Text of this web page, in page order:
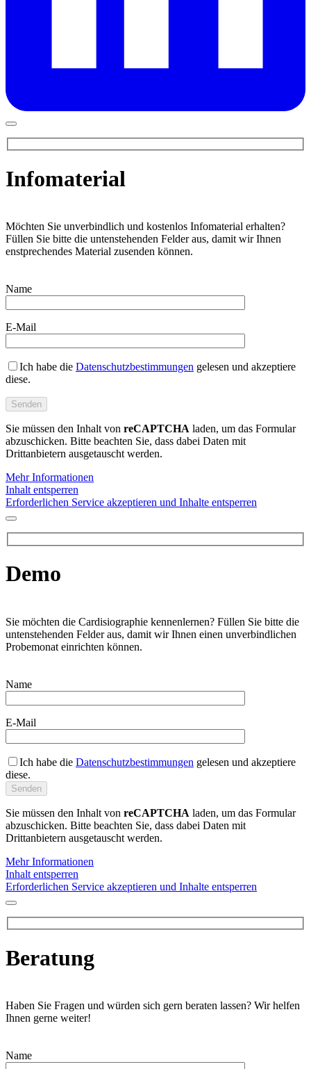
Infomaterial
Möchten Sie unverbindlich und kostenlos Infomaterial erhalten?
Füllen Sie bitte die untenstehenden Felder aus, damit wir Ihnen
enstprechendes Material zusenden können.
Name
E-Mail
Ich habe die Datenschutzbestimmungen gelesen und akzeptiere
diese.
Sie müssen den Inhalt von reCAPTCHA laden, um das Formular
abzuschicken. Bitte beachten Sie, dass dabei Daten mit
Drittanbietern ausgetauscht werden.
Mehr Informationen
Inhalt entsperren
Erforderlichen Service akzeptieren und Inhalte entsperren
Demo
Sie möchten die Cardisiographie kennenlernen? Füllen Sie bitte die
untenstehenden Felder aus, damit wir Ihnen einen unverbindlichen
Probemonat einrichten können.
Name
E-Mail
Ich habe die Datenschutzbestimmungen gelesen und akzeptiere
diese.
Sie müssen den Inhalt von reCAPTCHA laden, um das Formular
abzuschicken. Bitte beachten Sie, dass dabei Daten mit
Drittanbietern ausgetauscht werden.
Mehr Informationen
Inhalt entsperren
Erforderlichen Service akzeptieren und Inhalte entsperren
Beratung
Haben Sie Fragen und würden sich gern beraten lassen? Wir helfen
Ihnen gerne weiter!
Name